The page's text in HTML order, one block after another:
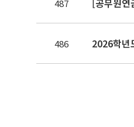
487 [공무원연
486 2026학년